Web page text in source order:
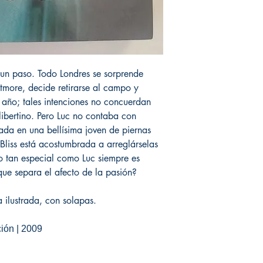
paso. Todo Londres se sorprende
decide retirarse al campo y
tales intenciones no concuerdan
Pero Luc no contaba con
en una bellísima joven de piernas
está acostumbrada a arreglárselas
especial como Luc siempre es
separa el afecto de la pasión?
con solapas.
| 2009